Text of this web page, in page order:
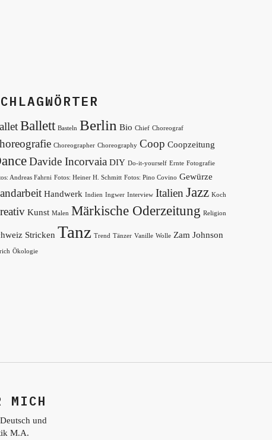
Ballett Basteln Berlin Bio Chief Choreograf
Choreographer Choreography Coop Coopzeitung
Davide Incorvaia DIY Do-it-yourself Ernte Fotografie
Andreas Fahrni Fotos: Heiner H. Schmitt Fotos: Pino Covino Gewürze
Handwerk Indien Ingwer Interview Italien Jazz Koch
Kunst Malen Märkische Oderzeitung Religion
Stricken Tanz Trend Tänzer Vanille Wolle Zam Johnson
Ökologie
MICH
und
M.A.